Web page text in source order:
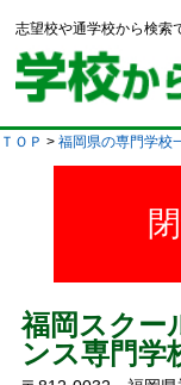
志望校や通学校から検索
ＴＯＰ > 福岡県の専門学校
福岡スクー
ンス専門学